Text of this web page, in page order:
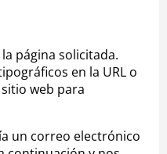
página solicitada.
en la URL o
web para
un correo electrónico